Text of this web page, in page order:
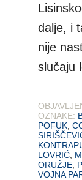
dalje, i
nije
slučaju
OZNAKE:
POFUK ,
LOVRIĆ
ORUŽJE
VOJNA